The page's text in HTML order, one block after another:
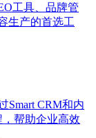
工具、品牌管
生产的首选工
Smart CRM和内
帮助企业高效